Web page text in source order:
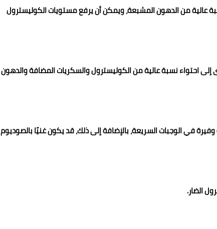
عالية من الدهون المشبعة، ويمكن أن يرفع مستويات الكوليسترول
احتواء نسبة عالية من الكوليسترول والسكريات المضافة والدهون
في الوجبات السريعة، بالإضافة إلى ذلك، قد يكون غنيًا بالصوديوم
الضار.